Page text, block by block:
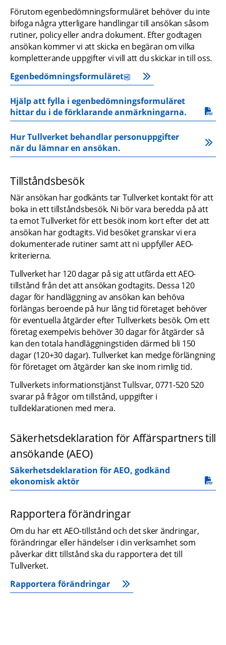
Förutom egenbedömningsformuläret behöver du inte
bifoga några ytterligare handlingar till ansökan såsom
rutiner, policy eller andra dokument. Efter godtagen
ansökan kommer vi att skicka en begäran om vilka
kompletterande uppgifter vi vill att du skickar in till oss.
Egenbedömningsformuläret
docx, 137.9 kB.
Hjälp att fylla i egenbedömningsformuläret
hittar du i de förklarande anmärkningarna.
pdf, 1.4 MB.
Hur Tullverket behandlar personuppgifter
när du lämnar en ansökan.
Tillståndsbesök
När ansökan har godkänts tar Tullverket kontakt för att
boka in ett tillståndsbesök. Ni bör vara beredda på att
ta emot Tullverket för ett besök inom kort efter det att
ansökan har godtagits. Vid besöket granskar vi era
dokumenterade rutiner samt att ni uppfyller AEO-
kriterierna.
Tullverket har 120 dagar på sig att utfärda ett AEO-
tillstånd från det att ansökan godtagits. Dessa 120
dagar för handläggning av ansökan kan behöva
förlängas beroende på hur lång tid företaget behöver
för eventuella åtgärder efter Tullverkets besök. Om ett
företag exempelvis behöver 30 dagar för åtgärder så
kan den totala handläggningstiden därmed bli 150
dagar (120+30 dagar). Tullverket kan medge förlängning
för företaget om åtgärder kan ske inom rimlig tid.
Tullverkets informationstjänst Tullsvar, 0771-520 520
svarar på frågor om tillstånd, uppgifter i
tulldeklarationen med mera.
Säkerhetsdeklaration för Affärspartners till
ansökande (AEO)
Säkerhetsdeklaration för AEO, godkänd
ekonomisk aktör
pdf, 302 kB.
Rapportera förändringar
Om du har ett AEO-tillstånd och det sker ändringar,
förändringar eller händelser i din verksamhet som
påverkar ditt tillstånd ska du rapportera det till
Tullverket.
Rapportera förändringar